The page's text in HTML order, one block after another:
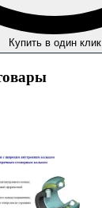
Купить в один клик